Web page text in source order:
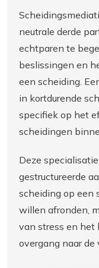
neutrale derde
echtparen te
beslissingen en
een scheiding.
in kortdurende
specifiek op het
scheidingen
Deze
gestructureerde
scheiding op een
willen afronden,
van stress en het
overgang naar de